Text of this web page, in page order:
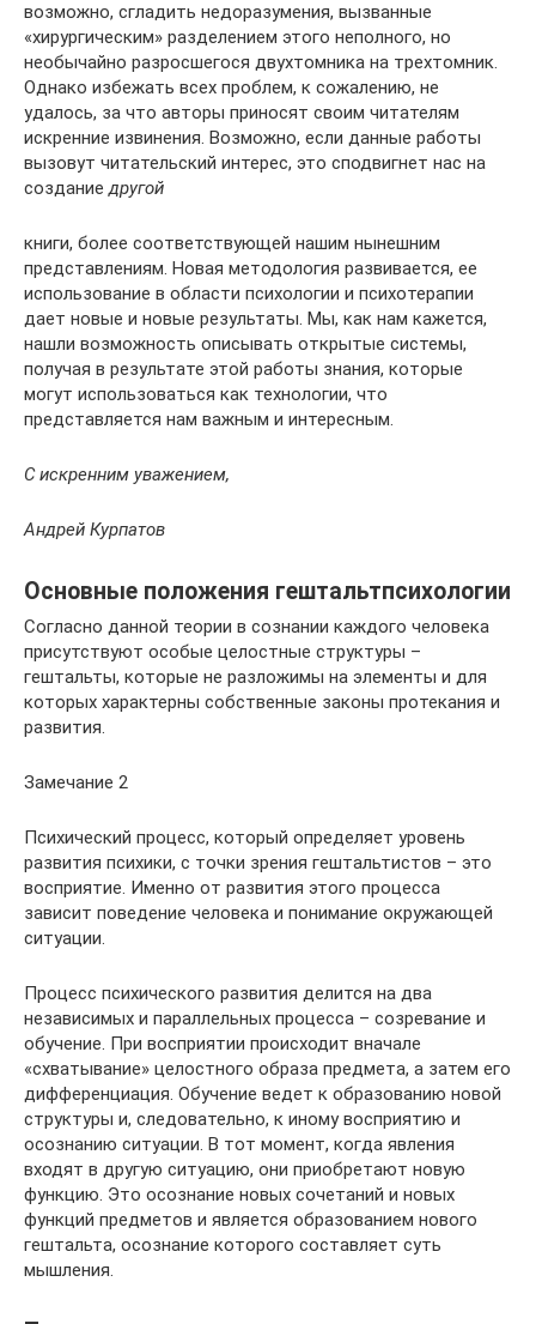
возможно, сгладить недоразумения, вызванные
«хирургическим» разделением этого неполного, но
необычайно разросшегося двухтомника на трехтомник.
Однако избежать всех проблем, к сожалению, не
удалось, за что авторы приносят своим читателям
искренние извинения. Возможно, если данные работы
вызовут читательский интерес, это сподвигнет нас на
созданиедругой
книги, более соответствующей нашим нынешним
представлениям. Новая методология развивается, ее
использование в области психологии и психотерапии
дает новые и новые результаты. Мы, как нам кажется,
нашли возможность описывать открытые системы,
получая в результате этой работы знания, которые
могут использоваться как технологии, что
представляется нам важным и интересным.
С искренним уважением,
Андрей Курпатов
Основные положения гештальтпсихологии
Согласно данной теории в сознании каждого человека
присутствуют особые целостные структуры –
гештальты, которые не разложимы на элементы и для
которых характерны собственные законы протекания и
развития.
Замечание 2
Психический процесс, который определяет уровень
развития психики, с точки зрения гештальтистов – это
восприятие. Именно от развития этого процесса
зависит поведение человека и понимание окружающей
ситуации.
Процесс психического развития делится на два
независимых и параллельных процесса – созревание и
обучение. При восприятии происходит вначале
«схватывание» целостного образа предмета, а затем его
дифференциация. Обучение ведет к образованию новой
структуры и, следовательно, к иному восприятию и
осознанию ситуации. В тот момент, когда явления
входят в другую ситуацию, они приобретают новую
функцию. Это осознание новых сочетаний и новых
функций предметов и является образованием нового
гештальта, осознание которого составляет суть
мышления.